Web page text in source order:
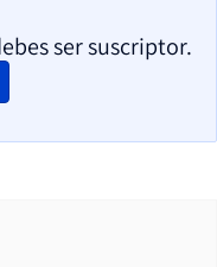
ser suscriptor.
WINDOW